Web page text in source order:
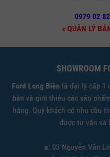
0979 02
< QUẢN LÝ
SHOWROOM
Ford Long Biên là đại lý cấp 1
bán và giới thiệu các sản
hãng. Quý khách có nhu cầu
được tư vấn và
a: 03 Nguyễn Văn